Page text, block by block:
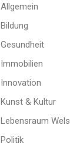
Allgemein
Bildung
Gesundheit
Immobilien
Innovation
Kunst & Kultur
Lebensraum Wels
Politik